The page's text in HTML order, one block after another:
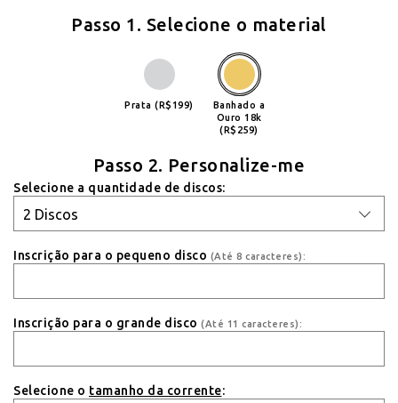
Passo 1. Selecione o material
Prata (R$199)
Banhado a
Ouro 18k
(R$259)
Passo 2. Personalize-me
Selecione a quantidade de discos:
Inscrição para o pequeno disco (Até 8 caracteres):
Inscrição para o grande disco (Até 11 caracteres):
Selecione o tamanho da corrente: